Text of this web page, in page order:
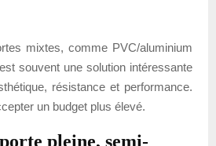
mixtes, comme PVC/aluminium
souvent une solution intéressante
résistance et performance.
un budget plus élevé.
pleine, semi-